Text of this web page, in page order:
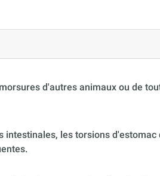
d'autres animaux ou de
les torsions d'estomac